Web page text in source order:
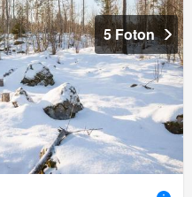
5 Foton